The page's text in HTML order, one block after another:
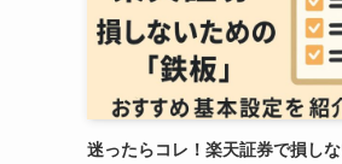
迷ったらコレ！楽天証券で損し